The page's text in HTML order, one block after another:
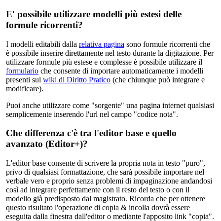
E' possibile utilizzare modelli più estesi delle
formule ricorrenti?
I modelli editabili dalla relativa pagina sono formule ricorrenti che
è possibile inserire direttamente nel testo durante la digitazione. Per
utilizzare formule più estese e complesse è possibile utilizzare il
formulario che consente di importare automaticamente i modelli
presenti sul wiki di Diritto Pratico (che chiunque può integrare e
modificare).
Puoi anche utilizzare come "sorgente" una pagina internet qualsiasi
semplicemente inserendo l'url nel campo "codice nota".
Che differenza c'è tra l'editor base e quello
avanzato (Editor+)?
L'editor base consente di scrivere la propria nota in testo "puro",
privo di qualsiasi formattazione, che sarà possibile importare nel
verbale vero e proprio senza problemi di impaginazione andandosi
così ad integrare perfettamente con il resto del testo o con il
modello già predisposto dal magistrato. Ricorda che per ottenere
questo risultato l'operazione di copia & incolla dovrà essere
eseguita dalla finestra dall'editor o mediante l'apposito link "copia".